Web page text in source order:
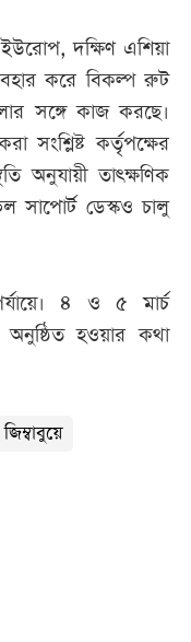
দক্ষিণ এশিয়া
করে বিকল্প রুট
সঙ্গে কাজ করছে।
সংশ্লিষ্ট কর্তৃপক্ষের
অনুযায়ী তাৎক্ষণিক
সাপোর্ট ডেস্কও চালু
৪ ও ৫ মার্চ
হওয়ার কথা
জিম্বাবুয়ে